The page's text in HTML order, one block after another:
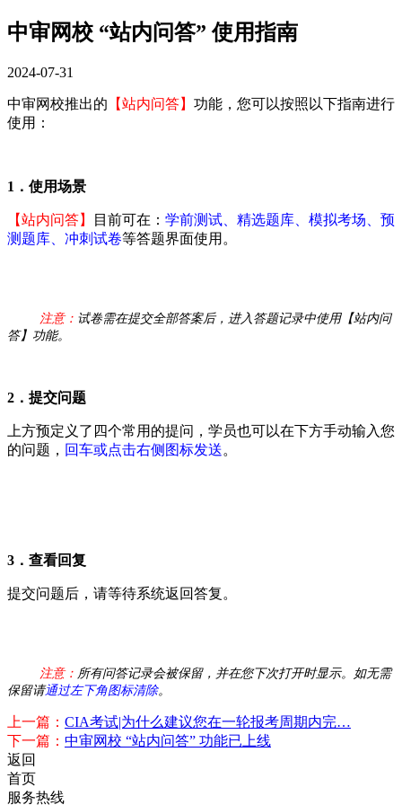
中审网校 “站内问答” 使用指南
2024-07-31
中审网校推出的 【站内问答】 功能，您可以按照以下指南进行
使用：
1．使用场景
【站内问答】 目前可在： 学前测试、精选题库、模拟考场、预
测题库、冲刺试卷等答题界面使用。
注意： 试卷需在提交全部答案后，进入答题记录中使用【站内问
答】功能。
2．提交问题
上方预定义了四个常用的提问，学员也可以在下方手动输入您
的问题， 回车或点击右侧图标发送。
3．查看回复
提交问题后，请等待系统返回答复。
注意： 所有问答记录会被保留，并在您下次打开时显示。如无需
保留请通过左下角图标清除。
上一篇： CIA考试|为什么建议您在一轮报考周期内完…
下一篇： 中审网校 “站内问答” 功能已上线
返回
首页
服务热线